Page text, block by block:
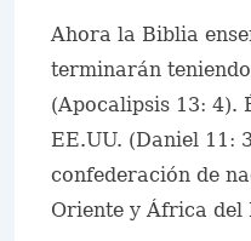
Ahora la Biblia
terminarán
(Apocalipsis 13: 4).
EE.UU. (Daniel 11:
confederación de
Oriente y África del